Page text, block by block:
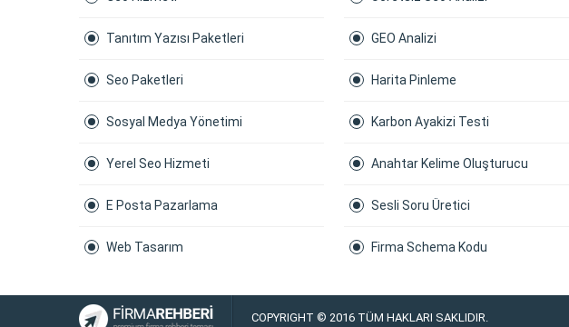
Tanıtım Yazısı Paketleri
Seo Paketleri
Sosyal Medya Yönetimi
Yerel Seo Hizmeti
E Posta Pazarlama
Web Tasarım
GEO Analizi
Harita Pinleme
Karbon Ayakizi Testi
Anahtar Kelime Oluşturucu
Sesli Soru Üretici
Firma Schema Kodu
COPYRIGHT © 2016 TÜM HAKLARI SAKLIDIR.